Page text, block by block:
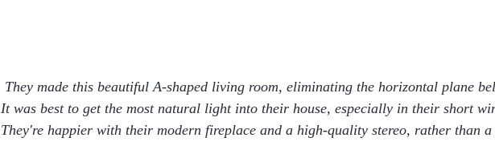
They made this beautiful A-shaped living room, eliminating the horizontal plane
It was best to get the most natural light into their house, especially in their short
They're happier with their modern fireplace and a high-quality stereo, rather than a